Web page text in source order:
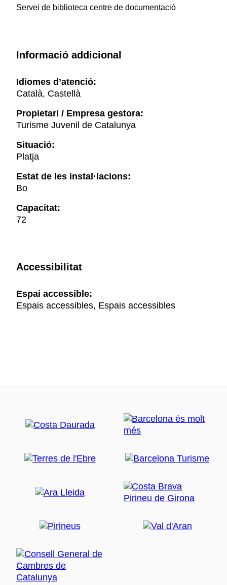
Servei de biblioteca centre de documentació
Informació addicional
Idiomes d’atenció:
Català, Castellà
Propietari / Empresa gestora:
Turisme Juvenil de Catalunya
Situació:
Platja
Estat de les instal·lacions:
Bo
Capacitat:
72
Accessibilitat
Espai accessible:
Espais accessibles, Espais accessibles